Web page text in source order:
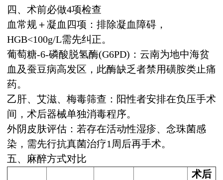
四、术前必做4项检查
血常规＋凝血四项：排除凝血障碍，
HGB<100g/L需先纠正。
葡萄糖-6-磷酸脱氢酶(G6PD)：云南为地中海贫
血及蚕豆病高发区，此酶缺乏者禁用磺胺类止痛
药。
乙肝、艾滋、梅毒筛查：阳性者安排在负压手术
间，术后器械单独消毒程序。
外阴皮肤评估：若存在活动性湿疹、念珠菌感
染，需先行抗真菌治疗1周后再手术。
五、麻醉方式对比
术后